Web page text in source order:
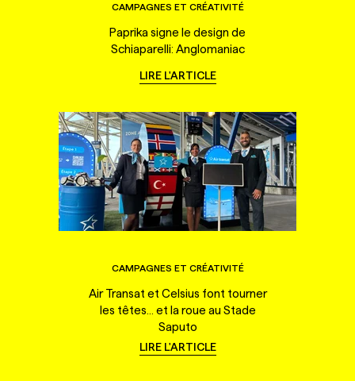
CAMPAGNES ET CRÉATIVITÉ
Paprika signe le design de
Schiaparelli: Anglomaniac
LIRE L'ARTICLE
CAMPAGNES ET CRÉATIVITÉ
Air Transat et Celsius font tourner
les têtes... et la roue au Stade
Saputo
LIRE L'ARTICLE